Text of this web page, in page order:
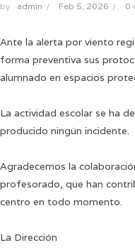
by admin / Feb 5, 2026 / 0
Ante la alerta por viento
forma preventiva sus
alumnado en espacios
La actividad escolar se ha
producido ningún incidente.
Agradecemos la
profesorado, que han
centro en todo momento.
La Dirección